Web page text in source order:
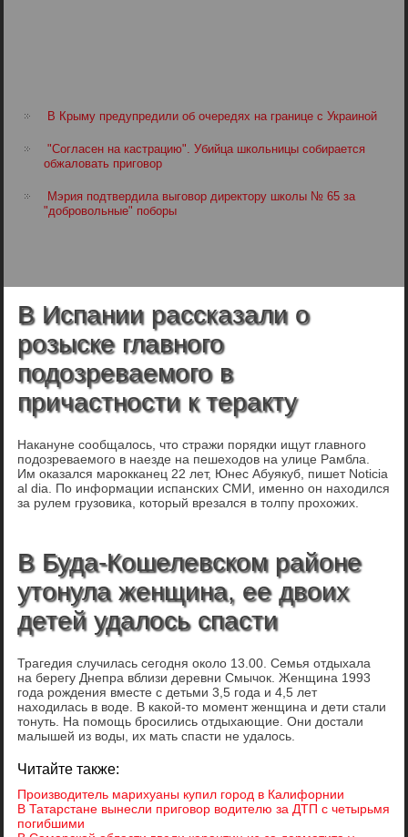
В Крыму предупредили об очередях на границе с Украиной
"Согласен на кастрацию". Убийца школьницы собирается
обжаловать приговор
Мэрия подтвердила выговор директору школы № 65 за
"добровольные" поборы
В Испании рассказали о
розыске главного
подозреваемого в
причастности к теракту
Накануне сообщалось, что стражи порядки ищут главного
подозреваемого в наезде на пешеходов на улице Рамбла.
Им оказался марокканец 22 лет, Юнес Абуякуб, пишет Noticia
al dia. По информации испанских СМИ, именно он находился
за рулем грузовика, который врезался в толпу прохожих.
В Буда-Кошелевском районе
утонула женщина, ее двоих
детей удалось спасти
Трагедия случилась сегодня около 13.00. Семья отдыхала
на берегу Днепра вблизи деревни Смычок. Женщина 1993
года рождения вместе с детьми 3,5 года и 4,5 лет
находилась в воде. В какой-то момент женщина и дети стали
тонуть. На помощь бросились отдыхающие. Они достали
малышей из воды, их мать спасти не удалось.
Читайте также:
Производитель марихуаны купил город в Калифорнии
В Татарстане вынесли приговор водителю за ДТП с четырьмя
погибшими